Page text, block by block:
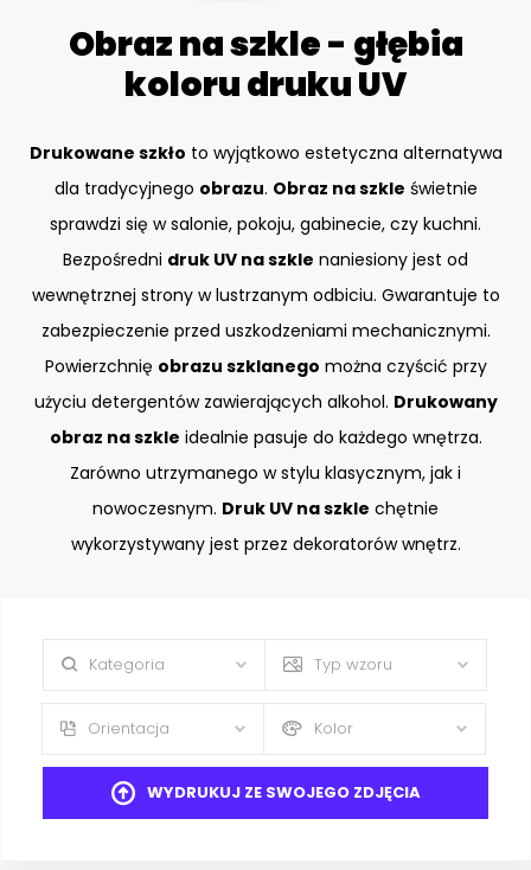
Obraz na szkle - głębia
koloru druku UV
Drukowane szkło to wyjątkowo estetyczna alternatywa
dla tradycyjnego obrazu. Obraz na szkle świetnie
sprawdzi się w salonie, pokoju, gabinecie, czy kuchni.
Bezpośredni druk UV na szkle naniesiony jest od
wewnętrznej strony w lustrzanym odbiciu. Gwarantuje to
zabezpieczenie przed uszkodzeniami mechanicznymi.
Powierzchnię obrazu szklanego można czyścić przy
użyciu detergentów zawierających alkohol. Drukowany
obraz na szkle idealnie pasuje do każdego wnętrza.
Zarówno utrzymanego w stylu klasycznym, jak i
nowoczesnym. Druk UV na szkle chętnie
wykorzystywany jest przez dekoratorów wnętrz.
Kategoria Typ wzoru
Orientacja Kolor
WYDRUKUJ ZE SWOJEGO ZDJĘCIA